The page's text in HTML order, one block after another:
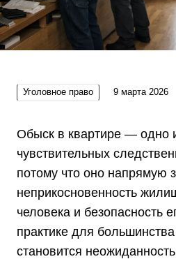
Уголовное право 9 марта 2026
Обыск в квартире — одно
чувствительных
потому что оно напрямую
неприкосновенность
человека и безопасность
практике для
становится